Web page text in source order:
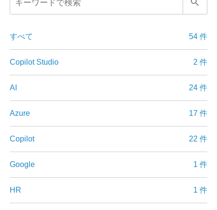
すべて 54 件
Copilot Studio 2 件
AI 24 件
Azure 17 件
Copilot 22 件
Google 1 件
HR 1 件